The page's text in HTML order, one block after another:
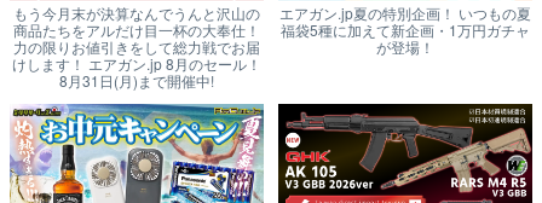
もう今月末が決算なんでうんと沢山の
商品たちをアルだけ目一杯の大奉仕！
力の限りお値引きをして総力戦でお届
けします！ エアガン.jp 8月のセール！
8月31日(月)まで開催中!
エアガン.jp夏の特別企画！ いつもの夏
福袋5種に加えて新企画・1万円ガチャ
が登場！